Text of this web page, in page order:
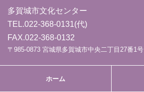
多賀城市文化センター
TEL.022-368-0131(代)
FAX.022-368-0132
〒985-0873 宮城県多賀城市中央二丁目27番1号
ホーム